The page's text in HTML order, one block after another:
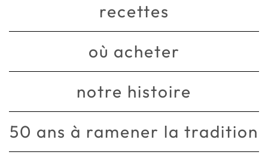
recettes
où acheter
notre histoire
50 ans à ramener la tradition